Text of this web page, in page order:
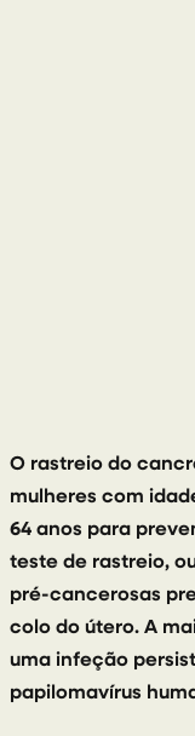
O rastreio do
mulheres com
64 anos para
teste de rastreio,
pré-cancerosas
colo do útero. A
uma infeção
papilomavírus